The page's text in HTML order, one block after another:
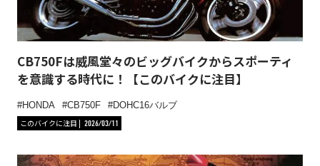
CB750Fは威風堂々のビッグバイクからスポーティ
を意識する時代に！【このバイクに注目】
HONDA CB750F
DOHC16バルブ
このバイクに注目
2026/03/11